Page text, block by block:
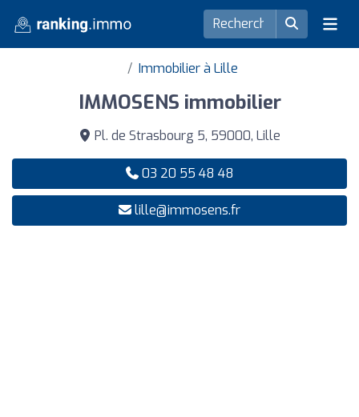
Immobilier à Lille
IMMOSENS immobilier
Pl. de Strasbourg 5, 59000, Lille
03 20 55 48 48
lille@immosens.fr